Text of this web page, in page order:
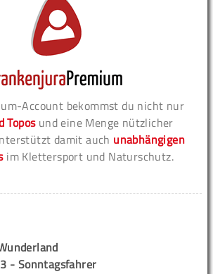
Account bekommst du nicht nur
Toposund eine Menge nützlicher
damit auch unabhängigen
im Klettersport und Naturschutz.
- Sonntagsfahrer